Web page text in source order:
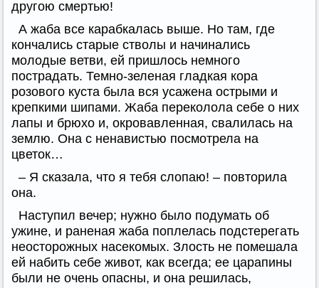
другою смертью!
А жаба все карабкалась выше. Но там, где
кончались старые стволы и начинались
молодые ветви, ей пришлось немного
пострадать. Темно-зеленая гладкая кора
розового куста была вся усажена острыми и
крепкими шипами. Жаба переколола себе о них
лапы и брюхо и, окровавленная, свалилась на
землю. Она с ненавистью посмотрела на
цветок…
– Я сказала, что я тебя слопаю! – повторила
она.
Наступил вечер; нужно было подумать об
ужине, и раненая жаба поплелась подстерегать
неосторожных насекомых. Злость не помешала
ей набить себе живот, как всегда; ее царапины
были не очень опасны, и она решилась,